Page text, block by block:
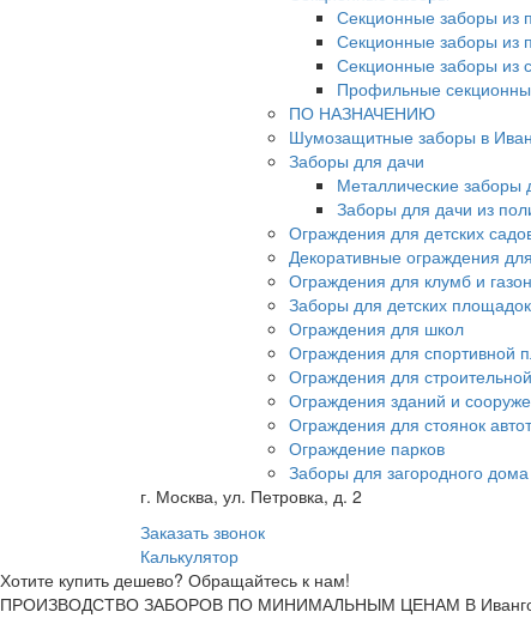
Секционные заборы из
Секционные заборы из
Секционные заборы из
Профильные
ПО НАЗНАЧЕНИЮ
Шумозащитные заборы в
Заборы для дачи
Металлические заборы
Заборы для дачи из
Ограждения для детских
Декоративные ограждения
Ограждения для клумб и
Заборы для детских площадок
Ограждения для школ
Ограждения для спортивной
Ограждения для
Ограждения зданий и
Ограждения для стоянок
Ограждение парков
Заборы для загородного дома
г. Москва, ул. Петровка, д. 2
Заказать звонок
Калькулятор
Хотите купить дешево? Обращайтесь к нам!
ПРОИЗВОДСТВО ЗАБОРОВ ПО МИНИМАЛЬНЫМ ЦЕНАМ В